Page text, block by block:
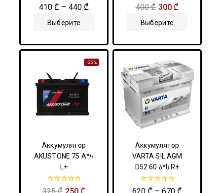
5.00
из 5
410 ₾ – 440 ₾
Выберите
0
из
400₾ 300 ₾
Выберите
-23%
Аккумулятор
AKUSTONE 75 А*ч
L+
0
325₾ 250 ₾
Аккумулятор
VARTA SIL AGM
D52 60 ა*ს R+
0
620 ₾ – 670 ₾